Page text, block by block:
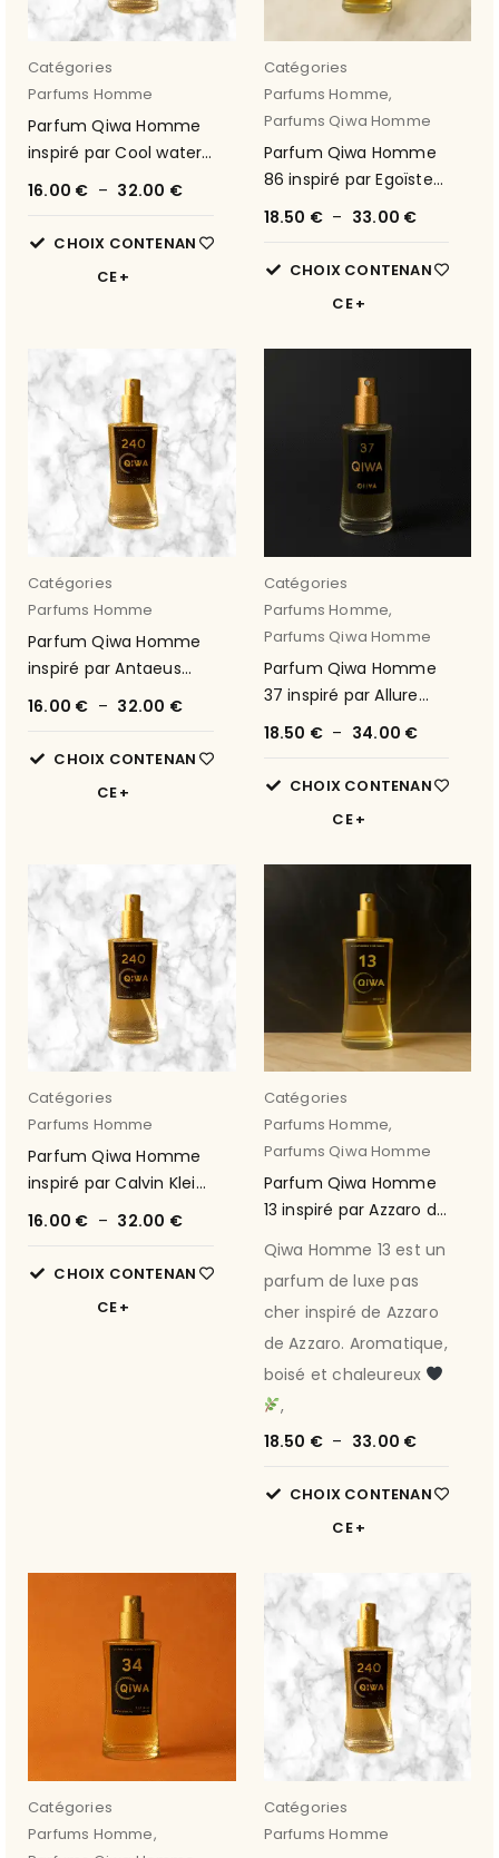
Catégories
Parfums Homme
Parfum Qiwa Homme
inspiré par Cool water
de Davidoff 43
16.00 € – 32.00 €
CHOIX CONTENAN
CE
Catégories
Parfums Homme,
Parfums Qiwa Homme
Parfum Qiwa Homme
86 inspiré par Egoïste
de Chanel
18.50 € – 33.00 €
CHOIX CONTENAN
CE
Catégories
Parfums Homme
Parfum Qiwa Homme
inspiré par Antaeus
Pour Homme de
16.00 € – 32.00 €
CHOIX CONTENAN
CE
Catégories
Parfums Homme,
Parfums Qiwa Homme
Parfum Qiwa Homme
37 inspiré par Allure
Homme Sport de
18.50 € – 34.00 €
CHOIX CONTENAN
CE
Catégories
Parfums Homme
Parfum Qiwa Homme
inspiré par Calvin Klein
Man de Calvin Klein 20
16.00 € – 32.00 €
CHOIX CONTENAN
CE
Catégories
Parfums Homme,
Parfums Qiwa Homme
Parfum Qiwa Homme
13 inspiré par Azzaro de
Qiwa Homme 13 est un
parfum de luxe pas
cher inspiré de Azzaro
de Azzaro. Aromatique,
boisé et chaleureux
,
18.50 € – 33.00 €
CHOIX CONTENAN
CE
Catégories
Parfums Homme,
Catégories
Parfums Homme